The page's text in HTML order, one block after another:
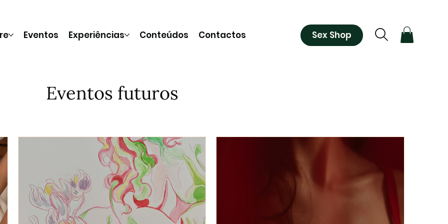
Eventos Experiências Conteúdos Contactos Sex Shop
Eventos futuros